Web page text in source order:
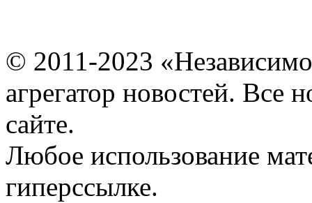
© 2011-2023
агрегатор новостей. Все
сайте.
Любое использование
гиперссылке.